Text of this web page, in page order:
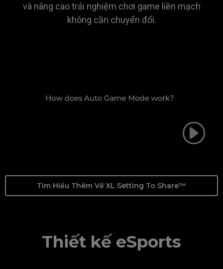
và nâng cao trải nghiệm chơi game liền mạch
không cần chuyển đổi.
Tìm Hiểu Thêm Về XL Setting To Share™
Thiết kế eSports